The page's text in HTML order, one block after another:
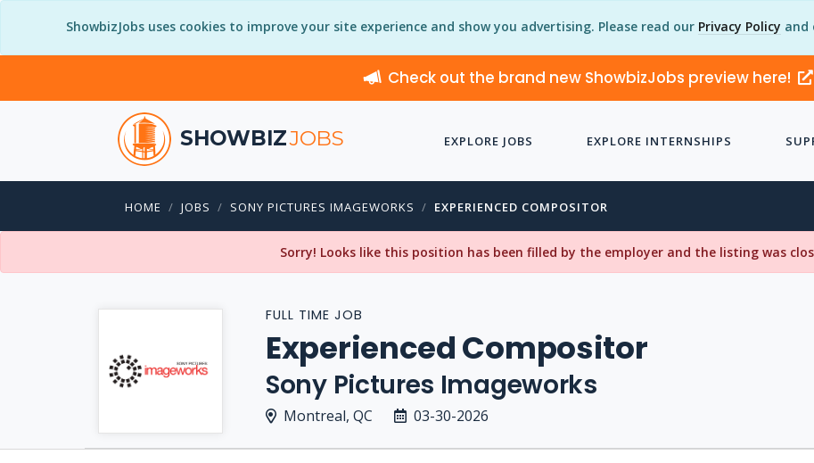
ShowbizJobs uses cookies to improve your site experience and show you advertising. Please read our Privacy Policy and
Check out the brand new ShowbizJobs preview here!
SHOWBIZJOBS EXPLORE JOBS EXPLORE INTERNSHIPS
HOME JOBS SONY PICTURES IMAGEWORKS EXPERIENCED COMPOSITOR
Sorry! Looks like this position has been filled by the employer and the listing was
FULL TIME JOB
Experienced Compositor
Sony Pictures Imageworks
Montreal, QC 03-30-2026